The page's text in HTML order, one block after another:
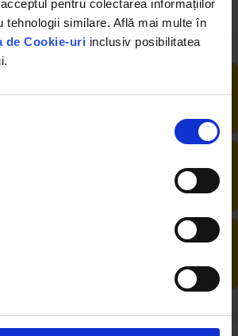
pentru colectarea informațiilor
tehnologii similare. Află mai multe în
de Cookie-uri inclusiv posibilitatea
de retur în 30 zile, comandă
de care ai nevoie fără griji
verifici produsele împreună cu
șoferul înainte de a face plata